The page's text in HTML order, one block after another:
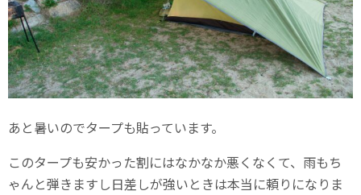
あと暑いのでタープも貼っています。
このタープも安かった割にはなかなか悪くなくて、雨もち
ゃんと弾きますし日差しが強いときは本当に頼りになりま